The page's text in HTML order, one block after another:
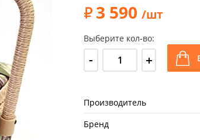
3 590 /шт
Выберите кол-во:
- +
Производитель
Бренд